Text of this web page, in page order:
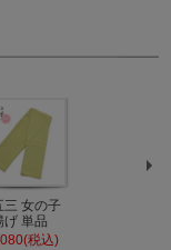
三 女の子
げ 単品
葉色」日
税込)